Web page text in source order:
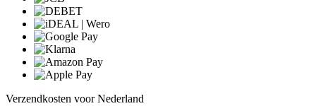
Verzendkosten voor Nederland